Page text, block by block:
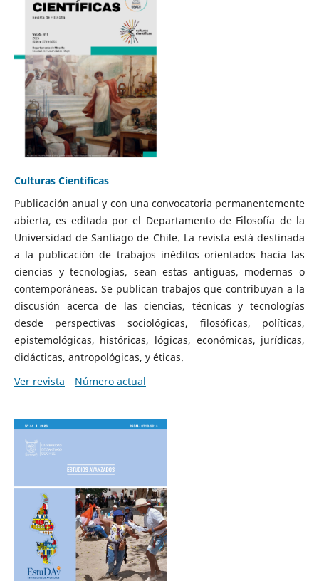
Culturas Científicas
Publicación anual y con una convocatoria permanentemente
abierta, es editada por el Departamento de Filosofía de la
Universidad de Santiago de Chile. La revista está destinada
a la publicación de trabajos inéditos orientados hacia las
ciencias y tecnologías, sean estas antiguas, modernas o
contemporáneas. Se publican trabajos que contribuyan a la
discusión acerca de las ciencias, técnicas y tecnologías
desde perspectivas sociológicas, filosóficas, políticas,
epistemológicas, históricas, lógicas, económicas, jurídicas,
didácticas, antropológicas, y éticas.
Ver revista
Número actual